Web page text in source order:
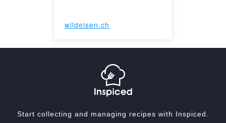
wildeisen.ch
Start collecting and managing recipes with Inspiced.